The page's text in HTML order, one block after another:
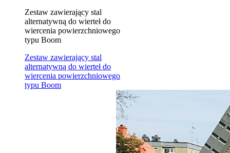
Zestaw zawierający stal
alternatywną do wierteł do
wiercenia powierzchniowego
typu Boom
Zestaw zawierający stal
alternatywną do wierteł do
wiercenia powierzchniowego
typu Boom